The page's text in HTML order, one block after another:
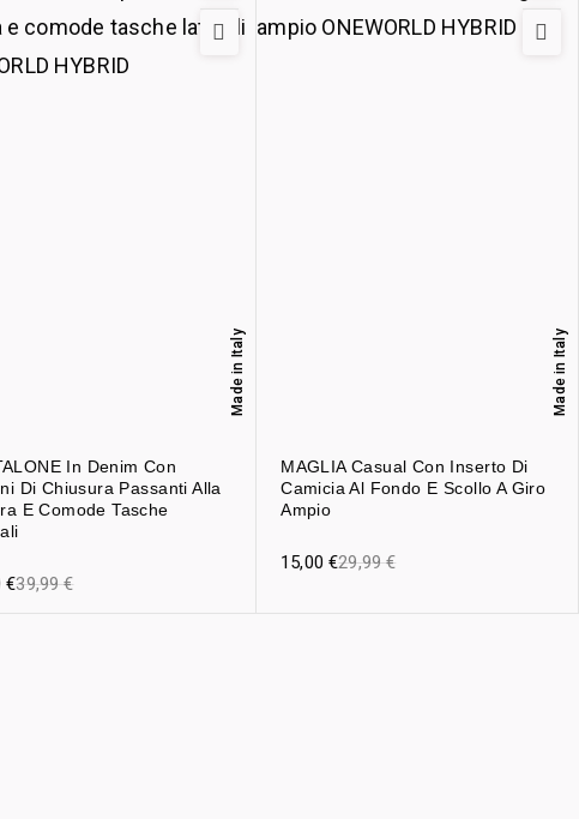
In Denim Con
Di Chiusura Passanti Alla
E Comode Tasche
Made in Italy
39,99€
€
MAGLIA Casual Con Inserto Di
Camicia Al Fondo E Scollo A Giro
Ampio
Made in Italy
29,99€
15,00€